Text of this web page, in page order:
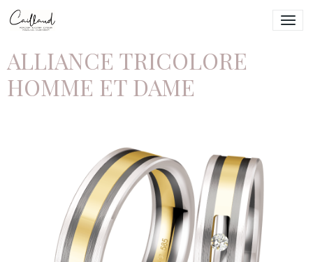
ALLIANCE TRICOLORE
HOMME ET DAME